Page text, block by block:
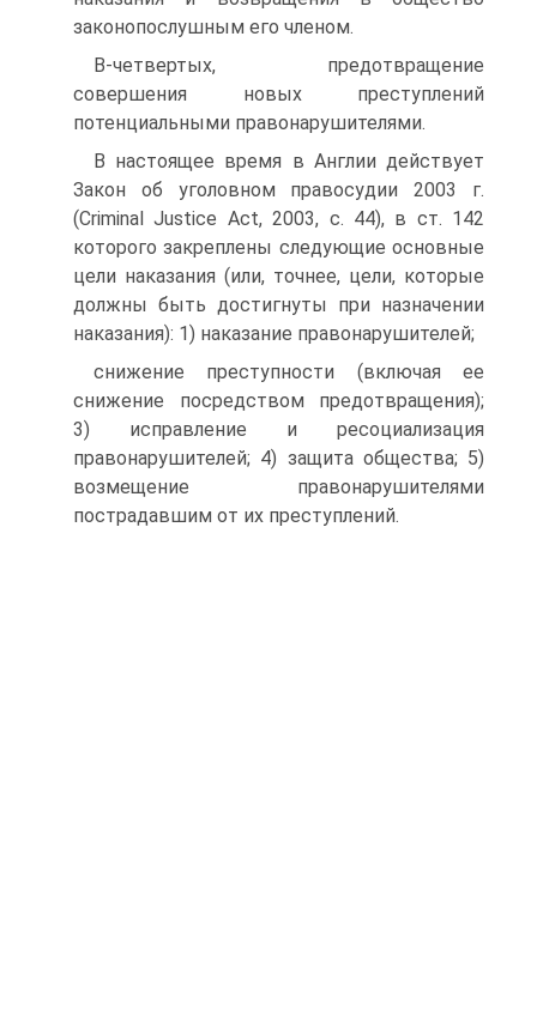
законопослушным его членом.
В-четвертых, предотвращение
совершения новых преступлений
потенциальными правонарушителями.
В настоящее время в Англии действует
Закон об уголовном правосудии 2003 г.
(Criminal Justice Act, 2003, с. 44), в ст. 142
которого закреплены следующие основные
цели наказания (или, точнее, цели, которые
должны быть достигнуты при назначении
наказания): 1) наказание правонарушителей;
снижение преступности (включая ее
снижение посредством предотвращения);
3) исправление и ресоциализация
правонарушителей; 4) защита общества; 5)
возмещение правонарушителями
пострадавшим от их преступлений.